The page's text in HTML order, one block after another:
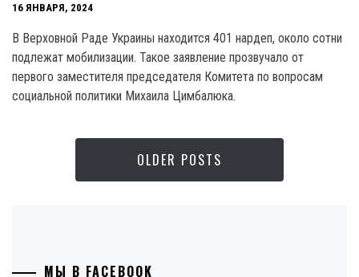
16 ЯНВАРЯ, 2024
B Верховной Раде Украины находится 401 нардеп, около сотни
подлежат мобилизации. Такое заявление прозвучало от
первого заместителя председателя Комитета по вопросам
социальной политики Михаила Цимбалюка.
OLDER POSTS
МЫ В FACEBOOK